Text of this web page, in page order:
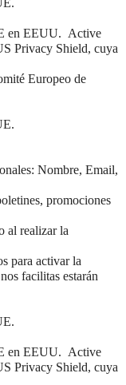
en EEUU. Active
Privacy Shield, cuya
Europeo de
Nombre, Email,
promociones
al realizar la
para activar la
facilitas estarán
en EEUU. Active
Privacy Shield, cuya